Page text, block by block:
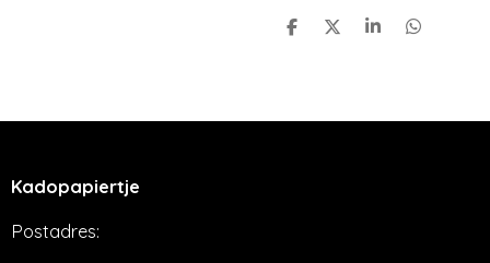
D
D
S
D
Kadopapiertje
Postadres: